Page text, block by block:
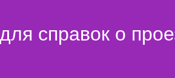
справок о